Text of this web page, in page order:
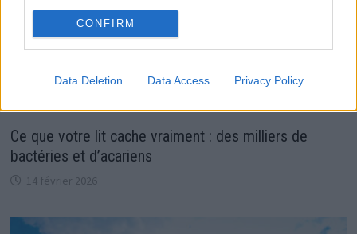
CONFIRM
Data Deletion Data Access Privacy Policy
Ce que votre lit cache vraiment : des milliers de
bactéries et d’acariens
14 février 2026